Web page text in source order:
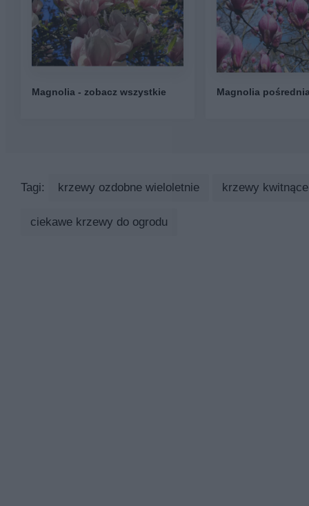
Magnolia - zobacz wszystkie Magnolia
Tagi: krzewy ozdobne wieloletnie krzewy kwitnące
ciekawe krzewy do ogrodu